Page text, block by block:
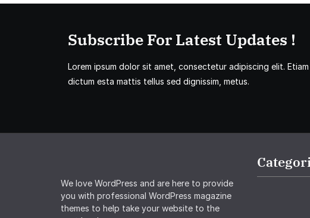
Subscribe For Latest Updates !
Lorem ipsum dolor sit amet, consectetur adipiscing elit.
dictum esta mattis tellus sed dignissim, metus.
We love WordPress and are here to provide
you with professional WordPress magazine
themes to help take your website to the